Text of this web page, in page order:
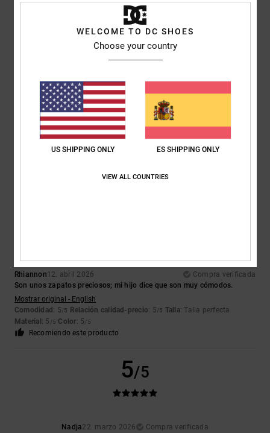
Comodidad: 5 Relación calidad-precio: 5 Talla: Talla perfecta
Recomiendo este producto
5
30. abril 2026
Perfecto
Mostrar original - Deutsch
Recomiendo este producto
Rhiannon12. abril 2026
Compra verificada
Son unos zapatos preciosos; mi hijo dice que son muy cómodos.
Mostrar original - English
Comodidad : 5/5 Relación calidad-precio: 5/5 Talla: Talla perfecta
Material : 5 /5 Color: 5/5
Recomiendo este producto
5/5
Nadja22. marzo 2026
Compra verificada
WELCOME TO DC SHOES
Choose your country
US SHIPPING ONLY ES SHIPPING ONLY
VIEW ALL COUNTRIES